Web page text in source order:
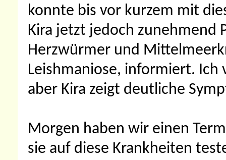
konnte bis vor kurzem mit
Kira jetzt jedoch zunehmend
Herzwürmer und
Leishmaniose, informiert. Ich
aber Kira zeigt deutliche
Morgen haben wir einen
sie auf diese Krankheiten